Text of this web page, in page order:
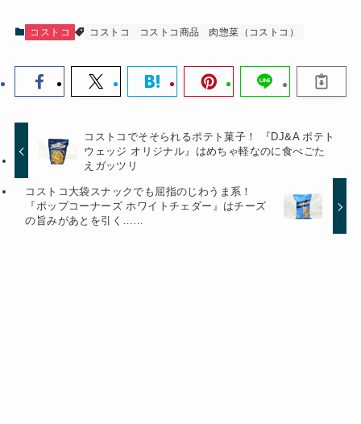
コストコ コストコ コストコ商品 肉惣菜（コストコ）
コストコでそそられるポテト菓子！ 『DJ&A ポテト
ウェッジ オリジナル』はめちゃ軽なのに食べごた
えガッツリ
コストコ大袋スナックでも屈指のじわうま系！
『ポップコーナーズ ホワイトチェダー』はチーズ
の旨みがあとを引く……